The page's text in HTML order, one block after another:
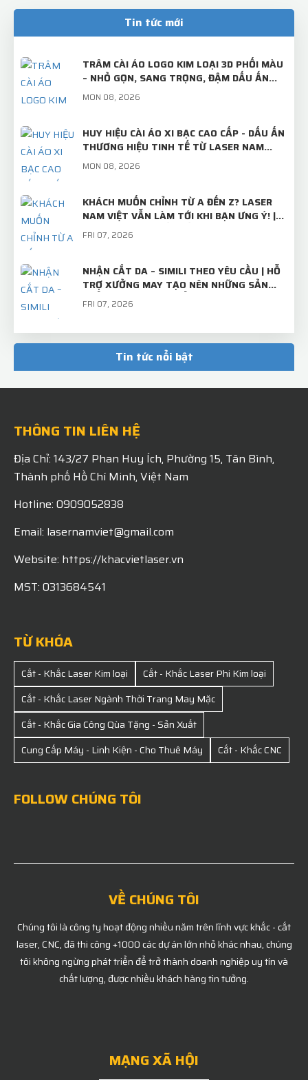
Tin tức mới
TRÂM CÀI ÁO LOGO KIM LOẠI 3D PHỐI MÀU
– NHỎ GỌN, SANG TRỌNG, ĐẬM DẤU ẤN
THƯƠNG HIỆU!
MON 08, 2026
HUY HIỆU CÀI ÁO XI BẠC CAO CẤP - DẤU ẤN
THƯƠNG HIỆU TINH TẾ TỪ LASER NAM
VIỆT
MON 08, 2026
KHÁCH MUỐN CHỈNH TỪ A ĐẾN Z? LASER
NAM VIỆT VẪN LÀM TỚI KHI BẠN ƯNG Ý! |
TRÂM CÀI ÁO THIẾT KẾ RIÊNG
FRI 07, 2026
NHẬN CẮT DA – SIMILI THEO YÊU CẦU | HỖ
TRỢ XƯỞNG MAY TẠO NÊN NHỮNG SẢN
PHẨM CHỈN CHU, CHUẨN ĐẸP
FRI 07, 2026
TẤM INOX BÌNH THƯỜNG – KHI QUA TAY
LASER NAM VIỆT SẼ TRỞ THÀNH "BỘ MẶT"
CHUYÊN NGHIỆP CỦA THƯƠNG HIỆU!
MON 07, 2026
Tin tức nổi bật
THÔNG TIN LIÊN HỆ
Địa Chỉ: 143/27 Phan Huy Ích, Phường 15, Tân Bình,
Thành phố Hồ Chí Minh, Việt Nam
Hotline: 0909052838
Email: lasernamviet@gmail.com
Website: https://khacvietlaser.vn
MST: 0313684541
TỪ KHÓA
Cắt - Khắc Laser Kim loại
Cắt - Khắc Laser Phi Kim loại
Cắt - Khắc Laser Ngành Thời Trang May Mặc
Cắt - Khắc Gia Công Qùa Tặng - Sản Xuất
Cung Cấp Máy - Linh Kiện - Cho Thuê Máy
Cắt - Khắc CNC
FOLLOW CHÚNG TÔI
VỀ CHÚNG TÔI
Chúng tôi là công ty hoạt động nhiều năm trên lĩnh vực khắc - cắt
laser, CNC, đã thi công +1000 các dự án lớn nhỏ khác nhau, chúng
tôi không ngừng phát triển để trở thành doanh nghiệp uy tín và
chất lượng, được nhiều khách hàng tin tưởng.
MẠNG XÃ HỘI